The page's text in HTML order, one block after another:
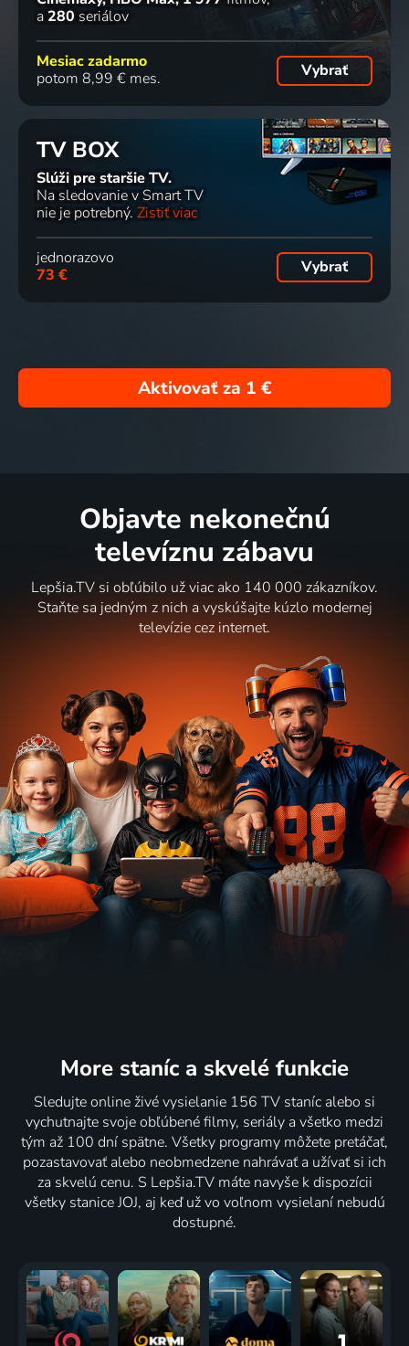
a 280 seriálov
Mesiac zadarmo
potom 8,99 € mes.
Vybrať
TV BOX
Slúži pre staršie TV.
Na sledovanie v Smart TV
nie je potrebný. Zistiť viac
jednorazovo
73 €
Vybrať
Aktivovať za 1 €
Objavte nekonečnú
televíznu zábavu
Lepšia.TV si obľúbilo už viac ako 140 000 zákazníkov.
Staňte sa jedným z nich a vyskúšajte kúzlo modernej
televízie cez internet.
More staníc a skvelé funkcie
Sledujte online živé vysielanie 156 TV staníc alebo si
vychutnajte svoje obľúbené filmy, seriály a všetko medzi
tým až 100 dní spätne. Všetky programy môžete pretáčať,
pozastavovať alebo neobmedzene nahrávať a užívať si ich
za skvelú cenu. S Lepšia.TV máte navyše k dispozícii
všetky stanice JOJ, aj keď už vo voľnom vysielaní nebudú
dostupné.